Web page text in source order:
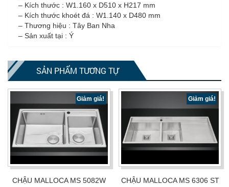
– Kích thước : W1.160 x D510 x H217 mm
– Kích thước khoét đá : W1.140 x D480 mm
– Thương hiệu : Tây Ban Nha
– Sản xuất tại : Ý
SẢN PHẨM TƯƠNG TỰ
Giảm giá!
CHẬU MALLOCA MS 5082W
Giảm giá!
CHẬU MALLOCA MS 6306 ST